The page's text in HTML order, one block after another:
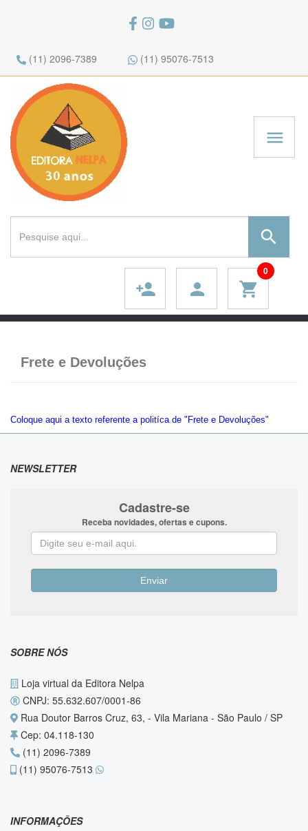
(11) 2096-7389 (11) 95076-7513
menu
search
shopping_cart
0
person
person_add
Frete e Devoluções
Coloque aqui a texto referente a politíca de "Frete e Devoluções"
NEWSLETTER
Cadastre-se
Receba novidades, ofertas e cupons.
SOBRE NÓS
Loja virtual da Editora Nelpa
CNPJ: 55.632.607/0001-86
Rua Doutor Barros Cruz, 63, - Vila Mariana - São Paulo / SP
Cep: 04.118-130
(11) 2096-7389
(11) 95076-7513
INFORMAÇÕES